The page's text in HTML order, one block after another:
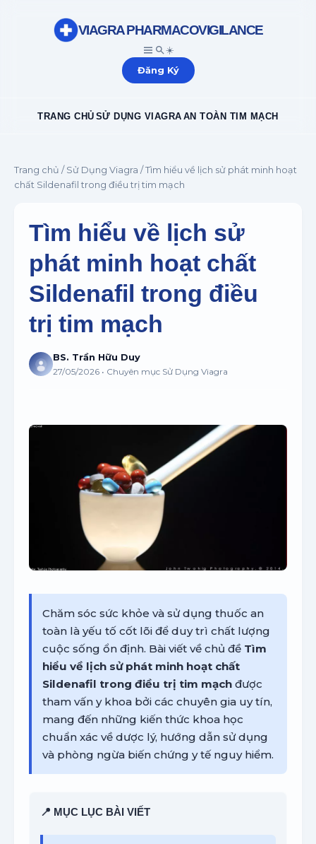
☀️
VIAGRA PHARMACOVIGILANCE
Đăng Ký
TRANG CHỦ SỬ DỤNG VIAGRA AN TOÀN TIM MẠCH
Trang chủ / Sử Dụng Viagra / Tìm hiểu về lịch sử phát minh hoạt
chất Sildenafil trong điều trị tim mạch
Tìm hiểu về lịch sử
phát minh hoạt chất
Sildenafil trong điều
trị tim mạch
BS. Trần Hữu Duy
27/05/2026 • Chuyên mục Sử Dụng Viagra
Chăm sóc sức khỏe và sử dụng thuốc an
toàn là yếu tố cốt lõi để duy trì chất lượng
cuộc sống ổn định. Bài viết về chủ đề Tìm
hiểu về lịch sử phát minh hoạt chất
Sildenafil trong điều trị tim mạch được
tham vấn y khoa bởi các chuyên gia uy tín,
mang đến những kiến thức khoa học
chuẩn xác về dược lý, hướng dẫn sử dụng
và phòng ngừa biến chứng y tế nguy hiểm.
📍 MỤC LỤC BÀI VIẾT